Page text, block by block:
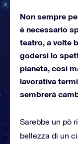
Non sempre
è necessario
teatro, a volte
godersi lo
pianeta, così
lavorativa
sembrerà
Sarebbe un pò
bellezza di un